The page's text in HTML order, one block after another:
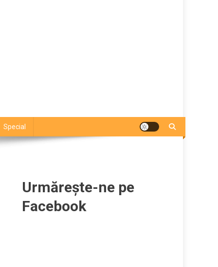
Special
Urmărește-ne pe
Facebook